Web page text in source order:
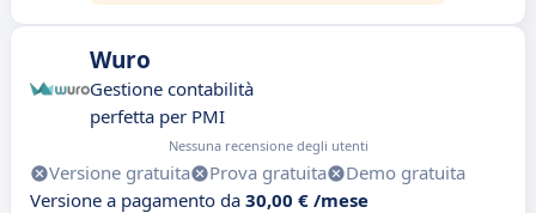
Wuro
Gestione contabilità
perfetta per PMI
Nessuna recensione degli utenti
Versione gratuita Prova gratuita
Demo gratuita
Versione a pagamento da 30,00 € /mese